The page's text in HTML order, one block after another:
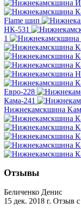
Flame шип
НК-531
1
Евро-228
Кама-241
Нижнекамскшина
Отзывы
Беличенко Денис
15 дек. 2018 г. Отзыв